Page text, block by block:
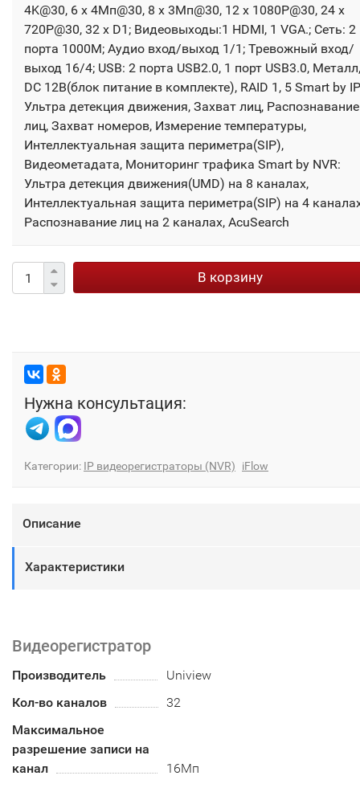
4K@30, 6 x 4Мп@30, 8 x 3Мп@30, 12 x 1080P@30, 24 x
720P@30, 32 x D1; Видеовыходы:1 HDMI, 1 VGA.; Сеть: 2
порта 1000М; Аудио вход/выход 1/1; Тревожный вход/
выход 16/4; USB: 2 порта USB2.0, 1 порт USB3.0, Металл,
DC 12В(блок питание в комплекте), RAID 1, 5 Smart by
Ультра детекция движения, Захват лиц, Распознавание
лиц, Захват номеров, Измерение температуры,
Интеллектуальная защита периметра(SIP),
Видеометадата, Мониторинг трафика Smart by NVR:
Ультра детекция движения(UMD) на 8 каналах,
Интеллектуальная защита периметра(SIP) на 4
Распознавание лиц на 2 каналах, AcuSearch
В корзину
Нужна консультация:
Категории: IP видеорегистраторы (NVR) iFlow
Описание
Характеристики
Видеорегистратор
Производитель
Uniview
Кол-во каналов
32
Максимальное
разрешение записи на
канал
16Мп